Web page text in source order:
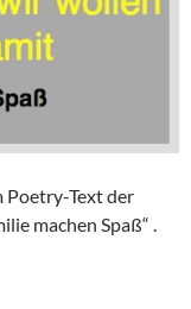
Poetry-Text der
machen Spaß“ .